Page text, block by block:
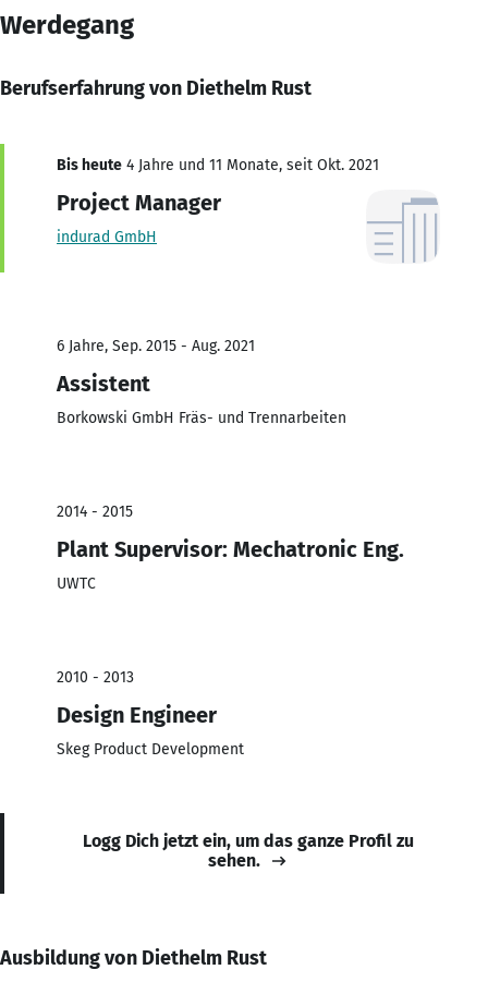
Werdegang
Berufserfahrung von Diethelm Rust
Bis heute 4 Jahre und 11 Monate, seit Okt. 2021
Project Manager
indurad GmbH
6 Jahre, Sep. 2015 - Aug. 2021
Assistent
Borkowski GmbH Fräs- und Trennarbeiten
2014 - 2015
Plant Supervisor: Mechatronic Eng.
UWTC
2010 - 2013
Design Engineer
Skeg Product Development
Logg Dich jetzt ein, um das ganze Profil zu
sehen.
Ausbildung von Diethelm Rust